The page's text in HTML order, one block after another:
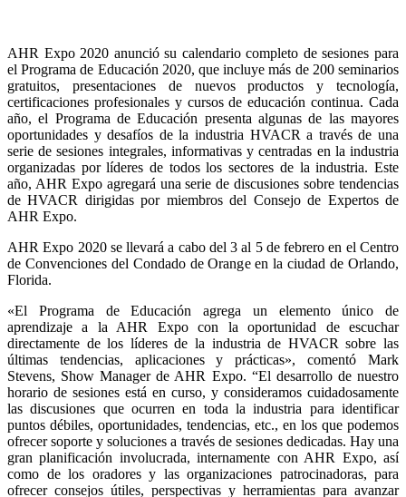
AHR Expo 2020 anunció su calendario completo de sesiones para
el Programa de Educación 2020, que incluye más de 200 seminarios
gratuitos, presentaciones de nuevos productos y tecnología,
certificaciones profesionales y cursos de educación continua. Cada
año, el Programa de Educación presenta algunas de las mayores
oportunidades y desafíos de la industria HVACR a través de una
serie de sesiones integrales, informativas y centradas en la industria
organizadas por líderes de todos los sectores de la industria. Este
año, AHR Expo agregará una serie de discusiones sobre tendencias
de HVACR dirigidas por miembros del Consejo de Expertos de
AHR Expo.
AHR Expo 2020 se llevará a cabo del 3 al 5 de febrero en el Centro
de Convenciones del Condado de Orange en la ciudad de Orlando,
Florida.
«El Programa de Educación agrega un elemento único de
aprendizaje a la AHR Expo con la oportunidad de escuchar
directamente de los líderes de la industria de HVACR sobre las
últimas tendencias, aplicaciones y prácticas», comentó Mark
Stevens, Show Manager de AHR Expo. “El desarrollo de nuestro
horario de sesiones está en curso, y consideramos cuidadosamente
las discusiones que ocurren en toda la industria para identificar
puntos débiles, oportunidades, tendencias, etc., en los que podemos
ofrecer soporte y soluciones a través de sesiones dedicadas. Hay una
gran planificación involucrada, internamente con AHR Expo, así
como de los oradores y las organizaciones patrocinadoras, para
ofrecer consejos útiles, perspectivas y herramientas para avanzar